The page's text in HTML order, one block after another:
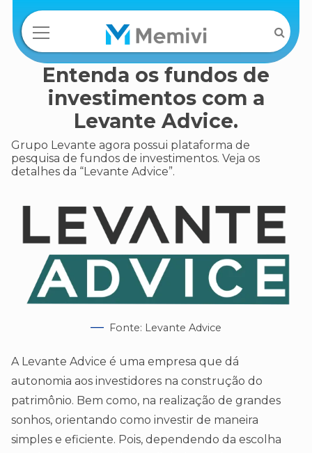
Entenda os fundos de
investimentos com a
Levante Advice.
Grupo Levante agora possui plataforma de
pesquisa de fundos de investimentos. Veja os
detalhes da “Levante Advice”.
Fonte: Levante Advice
A Levante Advice é uma empresa que dá
autonomia aos investidores na construção do
patrimônio. Bem como, na realização de grandes
sonhos, orientando como investir de maneira
simples e eficiente. Pois, dependendo da escolha